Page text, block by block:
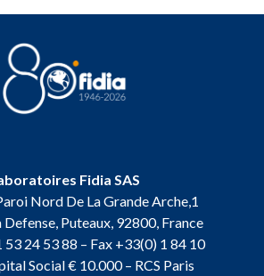
Fidia SAS
Nord De La Grande Arche,1
Defense, Puteaux, 92800, France
53 24 53 88 – Fax +33(0) 1 84 10
Social € 10.000 – RCS Paris